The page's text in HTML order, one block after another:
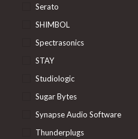
Serato
SHIMBOL
Spectrasonics
STAY
Studiologic
Sugar Bytes
Synapse Audio Software
Thunderplugs